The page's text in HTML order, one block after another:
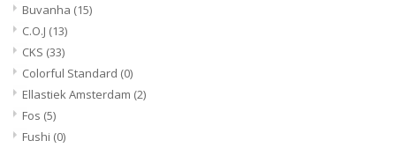
Buvanha (15)
C.O.J (13)
CKS (33)
Colorful Standard (0)
Ellastiek Amsterdam (2)
Fos (5)
Fushi (0)